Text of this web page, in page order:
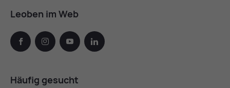
Leoben im Web
facebook instagramyoutube linkedin
Häufig gesucht